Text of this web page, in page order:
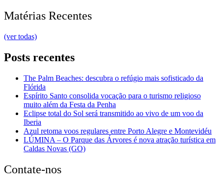
Matérias Recentes
(ver todas)
Posts recentes
The Palm Beaches: descubra o refúgio mais sofisticado da
Flórida
Espírito Santo consolida vocação para o turismo religioso
muito além da Festa da Penha
Eclipse total do Sol será transmitido ao vivo de um voo da
Iberia
Azul retoma voos regulares entre Porto Alegre e Montevidéu
LÚMINA – O Parque das Árvores é nova atração turística em
Caldas Novas (GO)
Contate-nos